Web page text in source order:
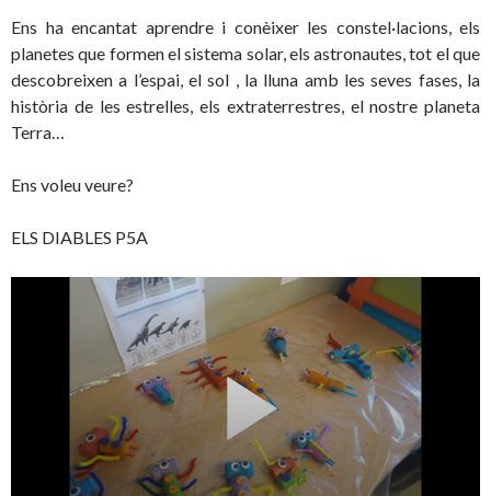
Ens ha encantat aprendre i conèixer les constel·lacions, els
planetes que formen el sistema solar, els astronautes, tot el que
descobreixen a l’espai, el sol , la lluna amb les seves fases, la
història de les estrelles, els extraterrestres, el nostre planeta
Terra…
Ens voleu veure?
ELS DIABLES P5A